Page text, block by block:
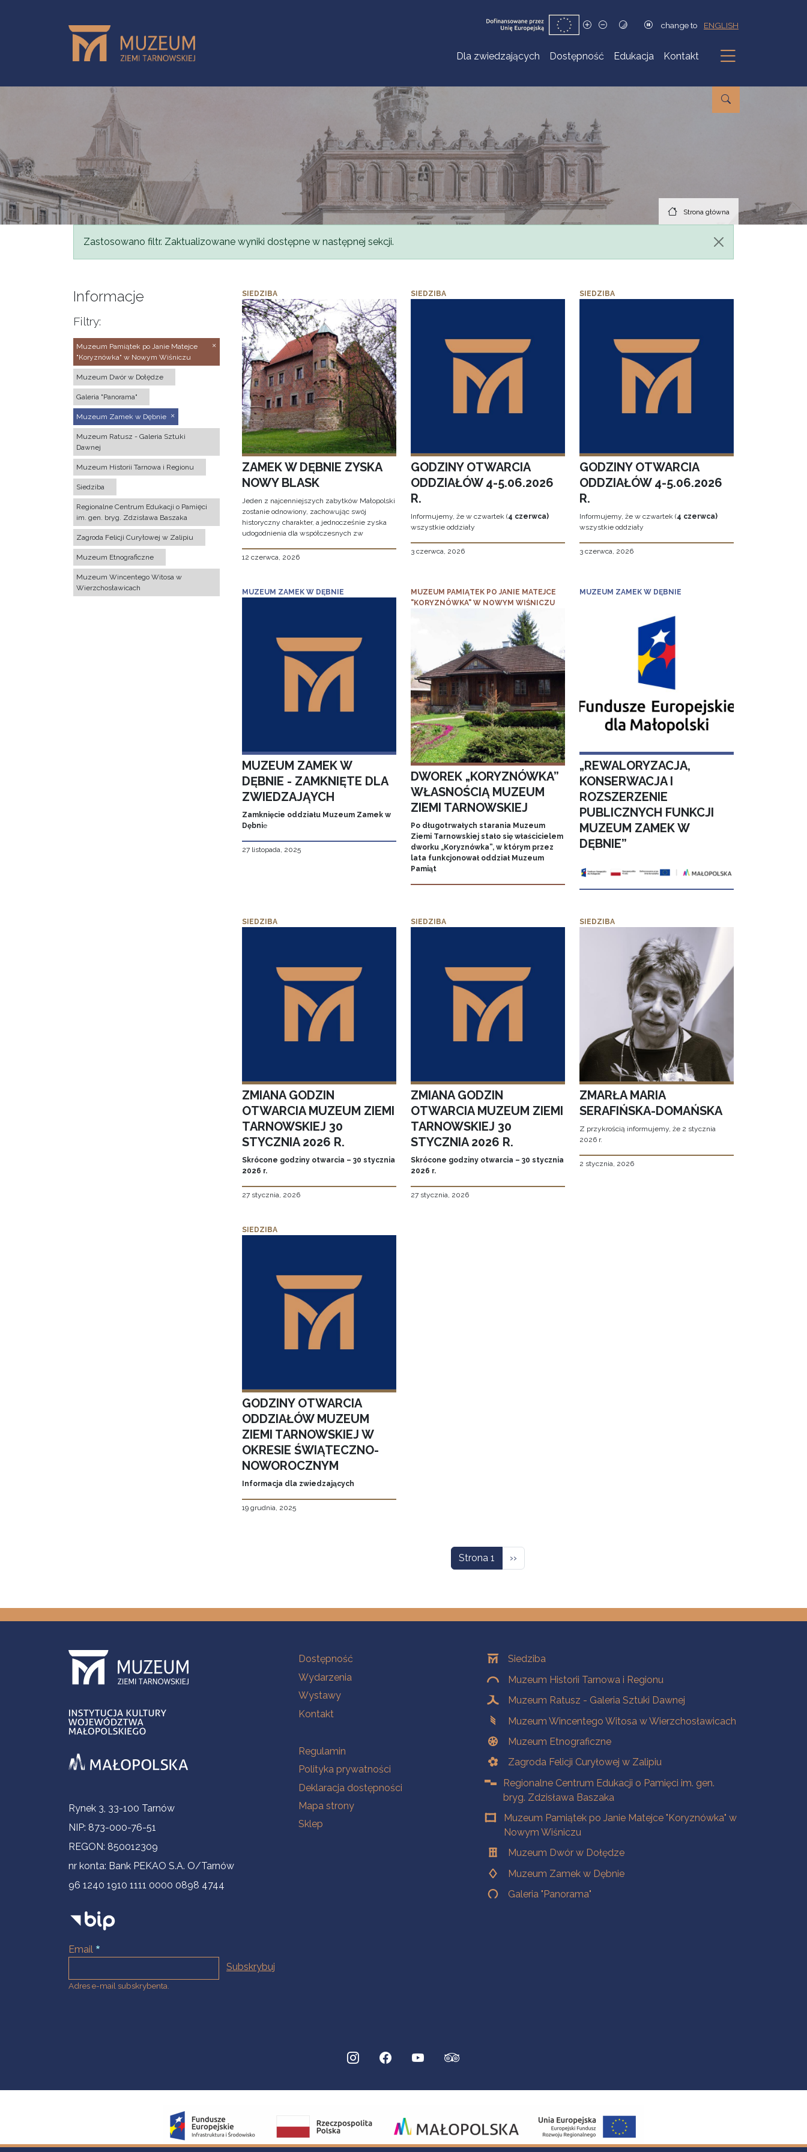
change to ENGLISH
Dla zwiedzających Dostępność Edukacja Kontakt
Podmenu
Strona główna
Komunikat
Zastosowano filtr. Zaktualizowane wyniki dostępne w następnej sekcji.
Informacje
Filtry:
Muzeum Pamiątek po Janie Matejce
"Koryznówka" w Nowym Wiśniczu
Muzeum Dwór w Dołędze
Galeria "Panorama"
Muzeum Zamek w Dębnie
Muzeum Ratusz - Galeria Sztuki
Dawnej
Muzeum Historii Tarnowa i Regionu
Siedziba
Regionalne Centrum Edukacji o Pamięci
im. gen. bryg. Zdzisława Baszaka
Zagroda Felicji Curyłowej w Zalipiu
Muzeum Etnograficzne
Muzeum Wincentego Witosa w
Wierzchosławicach
SIEDZIBA
ZAMEK W DĘBNIE ZYSKA
NOWY BLASK
Jeden z najcenniejszych zabytków Małopolski
zostanie odnowiony, zachowując swój
historyczny charakter, a jednocześnie zyska
udogodnienia dla współczesnych zw
12 czerwca, 2026
SIEDZIBA
GODZINY OTWARCIA
ODDZIAŁÓW 4-5.06.2026
R.
Informujemy, że w czwartek (4 czerwca)
wszystkie oddziały
3 czerwca, 2026
SIEDZIBA
GODZINY OTWARCIA
ODDZIAŁÓW 4-5.06.2026
R.
Informujemy, że w czwartek (4 czerwca)
wszystkie oddziały
3 czerwca, 2026
MUZEUM ZAMEK W DĘBNIE
MUZEUM ZAMEK W
DĘBNIE - ZAMKNIĘTE DLA
ZWIEDZAJĄYCH
Zamknięcie oddziału Muzeum Zamek w
Dębnie
27 listopada, 2025
MUZEUM PAMIĄTEK PO JANIE MATEJCE
"KORYZNÓWKA" W NOWYM WIŚNICZU
DWOREK „KORYZNÓWKA”
WŁASNOŚCIĄ MUZEUM
ZIEMI TARNOWSKIEJ
Po długotrwałych starania Muzeum
Ziemi Tarnowskiej stało się właścicielem
dworku „Koryznówka”, w którym przez
lata funkcjonował oddział Muzeum
Pamiąt
MUZEUM ZAMEK W DĘBNIE
„REWALORYZACJA,
KONSERWACJA I
ROZSZERZENIE
PUBLICZNYCH FUNKCJI
MUZEUM ZAMEK W
DĘBNIE”
SIEDZIBA
ZMIANA GODZIN
OTWARCIA MUZEUM ZIEMI
TARNOWSKIEJ 30
STYCZNIA 2026 R.
Skrócone godziny otwarcia – 30 stycznia
2026 r.
27 stycznia, 2026
SIEDZIBA
ZMIANA GODZIN
OTWARCIA MUZEUM ZIEMI
TARNOWSKIEJ 30
STYCZNIA 2026 R.
Skrócone godziny otwarcia – 30 stycznia
2026 r.
27 stycznia, 2026
SIEDZIBA
ZMARŁA MARIA
SERAFIŃSKA-DOMAŃSKA
Z przykrością informujemy, że 2 stycznia
2026 r.
2 stycznia, 2026
SIEDZIBA
GODZINY OTWARCIA
ODDZIAŁÓW MUZEUM
ZIEMI TARNOWSKIEJ W
OKRESIE ŚWIĄTECZNO-
NOWOROCZNYM
Informacja dla zwiedzających
19 grudnia, 2025
Strona 1 Następna strona
››
Informacje kontaktowe
Rynek 3, 33-100 Tarnów
NIP: 873-000-76-51
REGON: 850012309
nr konta: Bank PEKAO S.A. O/Tarnów
96 1240 1910 1111 0000 0898 4744
Email
Adres e-mail subskrybenta.
Na skróty
Dostępność
Wydarzenia
Wystawy
Kontakt
Na skróty
Regulamin
Polityka prywatności
Deklaracja dostępności
Mapa strony
Sklep
OddziałySiedziba
Muzeum Historii Tarnowa i Regionu
Muzeum Ratusz - Galeria Sztuki Dawnej
Muzeum Wincentego Witosa w Wierzchosławicach
Muzeum Etnograficzne
Zagroda Felicji Curyłowej w Zalipiu
Regionalne Centrum Edukacji o Pamięci im. gen.
bryg. Zdzisława Baszaka
Muzeum Pamiątek po Janie Matejce "Koryznówka" w
Nowym Wiśniczu
Muzeum Dwór w Dołędze
Muzeum Zamek w Dębnie
Galeria "Panorama"